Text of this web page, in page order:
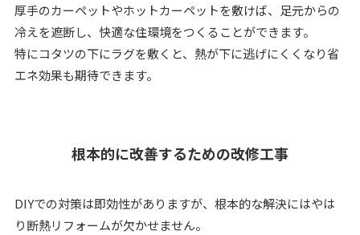
厚手のカーペットやホットカーペットを敷けば、足元からの
冷えを遮断し、快適な住環境をつくることができます。
特にコタツの下にラグを敷くと、熱が下に逃げにくくなり省
エネ効果も期待できます。
根本的に改善するための改修工事
DIYでの対策は即効性がありますが、根本的な解決にはやは
り断熱リフォームが欠かせません。